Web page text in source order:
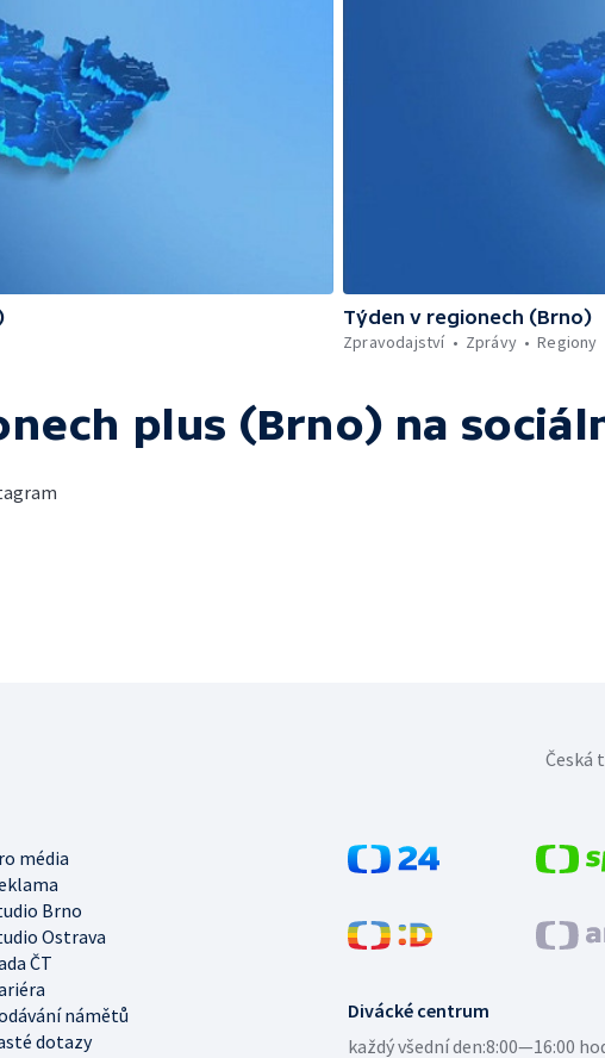
Týden v regionech (Brno)
Zpravodajství
Zprávy Regiony
plus (Brno) na
Divácké centrum
každý všední den:8:00—16:00
média
Brno
Ostrava
ČT
námětů
dotazy
Česká